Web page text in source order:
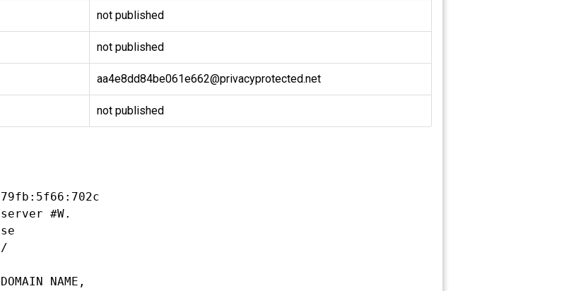
not published
not published
aa4e8dd84be061e662@privacyprotected.net
not published
#W.
NAME,